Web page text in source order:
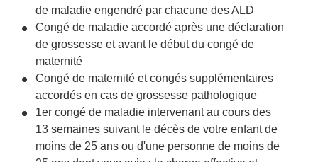
de maladie engendré par chacune des ALD
Congé de maladie accordé après une déclaration
de grossesse et avant le début du congé de
maternité
Congé de maternité et congés supplémentaires
accordés en cas de grossesse pathologique
1er congé de maladie intervenant au cours des
13 semaines suivant le décès de votre enfant de
moins de 25 ans ou d'une personne de moins de